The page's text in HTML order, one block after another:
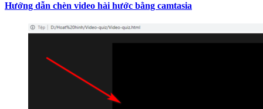
Hướng dẫn chèn video hài hước bằng camtasia